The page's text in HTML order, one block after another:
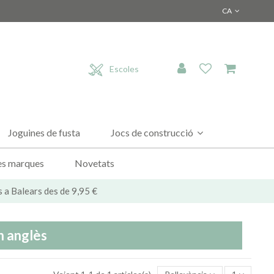
CA
Escoles
Joguines de fusta Jocs de construcció
marques Novetats
Balears des de 9,95 €
anglès